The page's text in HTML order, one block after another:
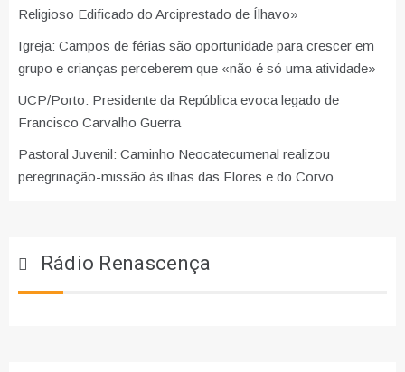
Religioso Edificado do Arciprestado de Ílhavo»
Igreja: Campos de férias são oportunidade para crescer em
grupo e crianças perceberem que «não é só uma atividade»
UCP/Porto: Presidente da República evoca legado de
Francisco Carvalho Guerra
Pastoral Juvenil: Caminho Neocatecumenal realizou
peregrinação-missão às ilhas das Flores e do Corvo
Rádio Renascença